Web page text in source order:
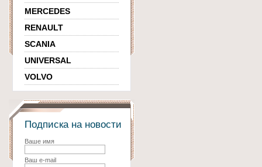
MERCEDES
RENAULT
SCANIA
UNIVERSAL
VOLVO
Подписка на новости
Ваше имя
Ваш e-mail